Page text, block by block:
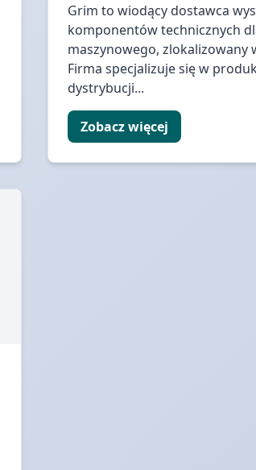
Grim to wiodący dostawca
komponentów technicznych
maszynowego, zlokalizowany
Firma specjalizuje się w
dystrybucji...
Zobacz więcej